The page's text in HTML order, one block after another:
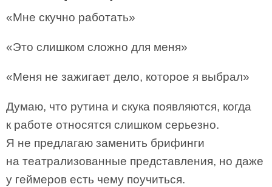
«Мне скучно работать»
«Это слишком сложно для меня»
«Меня не зажигает дело, которое я выбрал»
Думаю, что рутина и скука появляются, когда
к работе относятся слишком серьезно.
Я не предлагаю заменить брифинги
на театрализованные представления, но даже
у геймеров есть чему поучиться.